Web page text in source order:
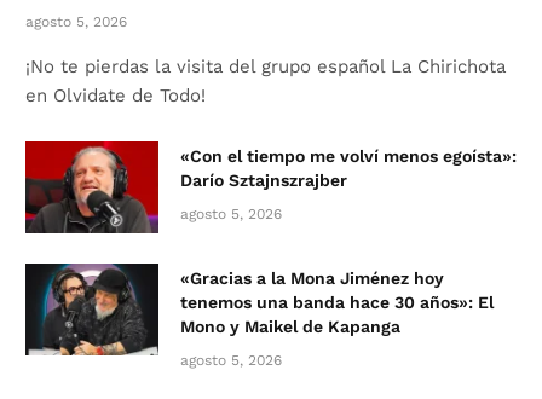
agosto 5, 2026
¡No te pierdas la visita del grupo español La Chirichota
en Olvidate de Todo!
«Con el tiempo me volví menos egoísta»:
Darío Sztajnszrajber
agosto 5, 2026
«Gracias a la Mona Jiménez hoy
tenemos una banda hace 30 años»: El
Mono y Maikel de Kapanga
agosto 5, 2026